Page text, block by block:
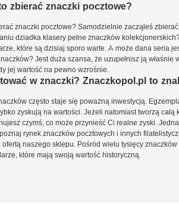
zbierać znaczki pocztowe?
znaczki pocztowe? Samodzielnie zacząłeś
dziadka klasery pełne znaczków
które są dzisiaj sporo warte. A może dana seria
Jest duża szansa, że uzupełnisz ją właśnie
jej wartość na pewno wzrośnie.
w znaczki? Znaczkopol.pl to
często staje się poważną inwestycją.
zyskują na wartości. Jeżeli natomiast tworzą całą
czymś, co może przynieść Ci realne zyski.
rynek znaczków pocztowych i innych
naszego sklepu. Pośród wielu tysięcy
które mają swoją wartość historyczną.